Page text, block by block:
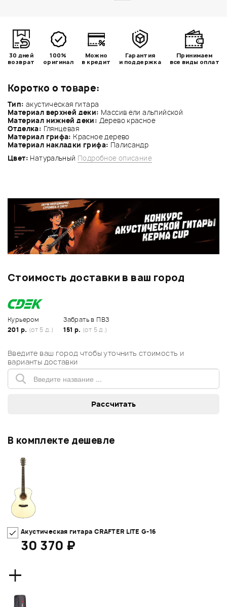
Коротко о товаре:
Тип: акустическая гитара
Материал верхней деки: Массив ели альпийской
Материал нижней деки: Дерево красное
Отделка: Глянцевая
Материал грифа: Красное дерево
Материал накладки грифа: Палисандр
Цвет: Натуральный Подробное описание
30 дней
возврат
100%
оригинал
Можно
в кредит
Гарантия
и поддержка
Принимаем
все виды оплат
Стоимость доставки в ваш город
Курьером
201 р. (от 5 д.)
Забрать в ПВЗ
151 р. (от 5 д.)
Введите ваш город чтобы уточнить стоимость и
варианты доставки
В комплекте дешевле
Акустическая гитара CRAFTER LITE G-16
30 370 ₽
+